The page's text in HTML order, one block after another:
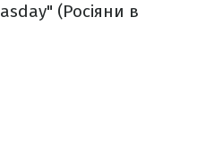
(Росіяни в